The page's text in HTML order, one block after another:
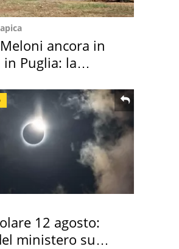
ancora in
in Puglia: la
12 agosto:
ministero su